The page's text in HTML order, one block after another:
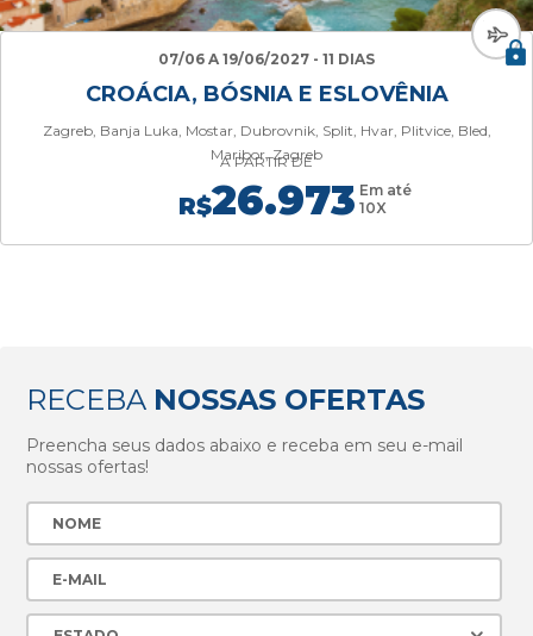
07/06 A 19/06/2027 - 11 DIAS
CROÁCIA, BÓSNIA E ESLOVÊNIA
Zagreb, Banja Luka, Mostar, Dubrovnik, Split, Hvar, Plitvice, Bled,
Maribor, Zagreb
A PARTIR DE
R$26.973 Em até
10X
RECEBA NOSSAS OFERTAS
Preencha seus dados abaixo e receba em seu e-mail
nossas ofertas!